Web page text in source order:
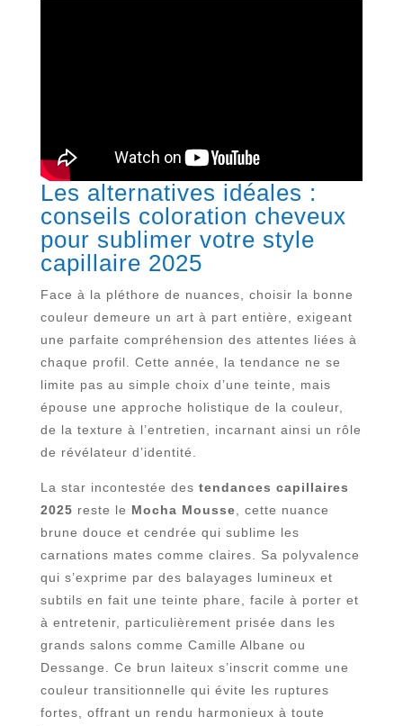
Les alternatives idéales :
conseils coloration cheveux
pour sublimer votre style
capillaire 2025
Face à la pléthore de nuances, choisir la bonne
couleur demeure un art à part entière, exigeant
une parfaite compréhension des attentes liées à
chaque profil. Cette année, la tendance ne se
limite pas au simple choix d’une teinte, mais
épouse une approche holistique de la couleur,
de la texture à l’entretien, incarnant ainsi un rôle
de révélateur d’identité.
La star incontestée des tendances capillaires
2025 reste le Mocha Mousse , cette nuance
brune douce et cendrée qui sublime les
carnations mates comme claires. Sa polyvalence
qui s’exprime par des balayages lumineux et
subtils en fait une teinte phare, facile à porter et
à entretenir, particulièrement prisée dans les
grands salons comme Camille Albane ou
Dessange. Ce brun laiteux s’inscrit comme une
couleur transitionnelle qui évite les ruptures
fortes, offrant un rendu harmonieux à toute